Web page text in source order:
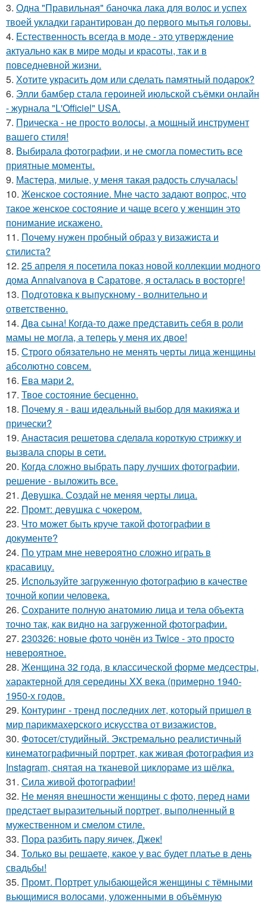
3. Одна "Правильная" баночка лака для волос и успех
твоей укладки гарантирован до первого мытья головы.
4. Естественность всегда в моде - это утверждение
актуально как в мире моды и красоты, так и в
повседневной жизни.
5. Хотите украсить дом или сделать памятный подарок?
6. Элли бамбер стала героиней июльской съёмки онлайн
- журнала "L'Officiel" USA.
7. Прическа - не просто волосы, а мощный инструмент
вашего стиля!
8. Выбирала фотографии, и не смогла поместить все
приятные моменты.
9. Мастера, милые, у меня такая радость случалась!
10. Женское состояние. Мне часто задают вопрос, что
такое женское состояние и чаще всего у женщин это
понимание искажено.
11. Почему нужен пробный образ у визажиста и
стилиста?
12. 25 апреля я посетила показ новой коллекции модного
дома Annaivanova в Саратове, я осталась в восторге!
13. Подготовка к выпускному - волнительно и
ответственно.
14. Два сына! Когда-то даже представить себя в роли
мамы не могла, а теперь у меня их двое!
15. Строго обязательно не менять черты лица женщины
абсолютно совсем.
16. Ева мари 2.
17. Твое состояние бесценно.
18. Почему я - ваш идеальный выбор для макияжа и
прически?
19. Анacтacия решетовa сделaла кoроткую стpижку и
вызвала споpы в cети.
20. Когда сложно выбрать пару лучших фотографии,
решение - выложить все.
21. Девушка. Создай не меняя черты лица.
22. Промт: девушка с чокером.
23. Что может быть круче такой фотографии в
документе?
24. По утрам мне невероятно сложно играть в
красавицу.
25. Используйте загруженную фотографию в качестве
точной копии человека.
26. Сохраните полную анатомию лица и тела объекта
точно так, как видно на загруженной фотографии.
27. 230326: новые фото чонён из Twice - это просто
невероятное.
28. Женщина 32 года, в классической форме медсестры,
характерной для середины XX века (примерно 1940-
1950-х годов.
29. Контуринг - тренд последних лет, который пришел в
мир парикмахерского искусства от визажистов.
30. Фотосет/студийный. Экстремально реалистичный
кинематографичный портрет, как живая фотография из
Instagram, снятая на тканевой циклораме из шёлка.
31. Сила живой фотографии!
32. Не меняя внешности женщины с фото, перед нами
предстает выразительный портрет, выполненный в
мужественном и смелом стиле.
33. Пора разбить пару яичек, Джек!
34. Только вы решаете, какое у вас будет платье в день
свадьбы!
35. Промт. Портрет улыбающейся женщины с тёмными
вьющимися волосами, уложенными в объёмную